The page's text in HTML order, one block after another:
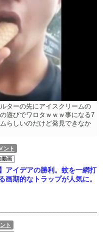
ターの先にアイスクリームの
遊びでワロタｗｗｗ事になる7
らしいのだけど発見できなか
ント
動画
】アイデアの勝利。蚊を一網打
画期的なトラップが人気に。
ト